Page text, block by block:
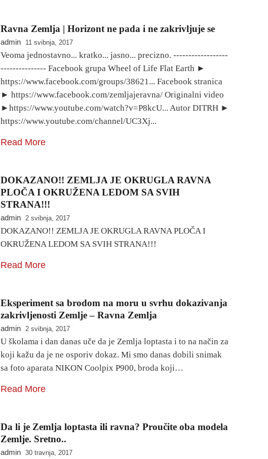
Ravna Zemlja | Horizont ne pada i ne zakrivljuje se
admin 11 svibnja, 2017
Veoma jednostavno... kratko... jasno... precizno. ------------------
--------------- Facebook grupa Wheel of Life Flat Earth ►
https://www.facebook.com/groups/38621... Facebook stranica
► https://www.facebook.com/zemljajeravna/ Originalni video
►https://www.youtube.com/watch?v=P8kcU... Autor DITRH ►
https://www.youtube.com/channel/UC3Xj...
Read More
DOKAZANO!! ZEMLJA JE OKRUGLA RAVNA
PLOČA I OKRUŽENA LEDOM SA SVIH
STRANA!!!
admin 2 svibnja, 2017
DOKAZANO!! ZEMLJA JE OKRUGLA RAVNA PLOČA I
OKRUŽENA LEDOM SA SVIH STRANA!!!
Read More
Eksperiment sa brodom na moru u svrhu dokazivanja
zakrivljenosti Zemlje – Ravna Zemlja
admin 2 svibnja, 2017
U školama i dan danas uče da je Zemlja loptasta i to na način za
koji kažu da je ne osporiv dokaz. Mi smo danas dobili snimak
sa foto aparata NIKON Coolpix P900, broda koji…
Read More
Da li je Zemlja loptasta ili ravna? Proučite oba modela
Zemlje. Sretno..
admin 30 travnja, 2017